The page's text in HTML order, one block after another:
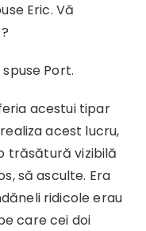
Eric. Vă
Port.
acestui tipar
acest lucru,
trăsătură vizibilă
să asculte. Era
ridicole erau
care cei doi